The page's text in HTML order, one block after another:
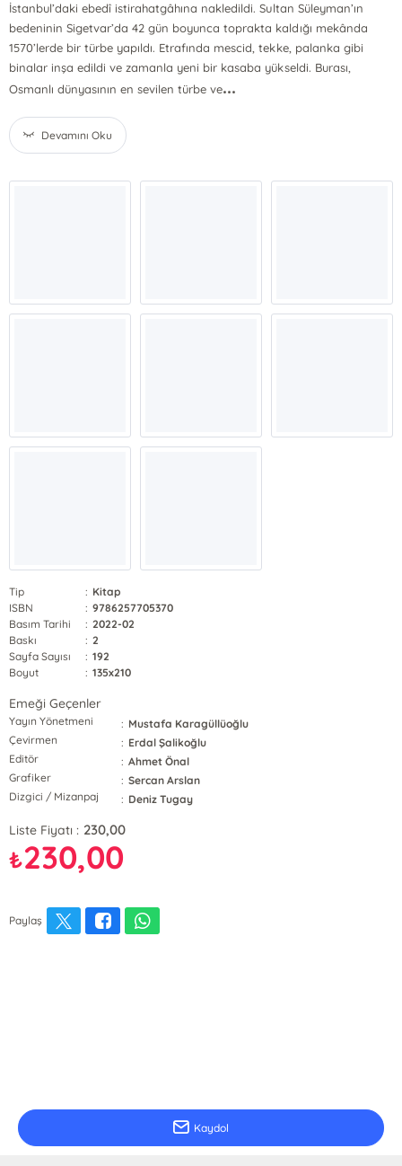
İstanbul’daki ebedî istirahatgâhına nakledildi. Sultan Süleyman’ın
bedeninin Sigetvar’da 42 gün boyunca toprakta kaldığı mekânda
1570’lerde bir türbe yapıldı. Etrafında mescid, tekke, palanka gibi
binalar inşa edildi ve zamanla yeni bir kasaba yükseldi. Burası,
Osmanlı dünyasının en sevilen türbe ve...
Devamını Oku
Tip : Kitap
ISBN
: 9786257705370
Basım Tarihi
: 2022-02
Baskı
: 2
Sayfa Sayısı
: 192
Boyut
: 135x210
Emeği Geçenler
Yayın Yönetmeni : Mustafa Karagüllüoğlu
Çevirmen
: Erdal Şalikoğlu
Editör
: Ahmet Önal
Grafiker
: Sercan Arslan
Dizgici / Mizanpaj
: Deniz Tugay
Liste Fiyatı : 230,00
₺230,00
Paylaş
Kaydol